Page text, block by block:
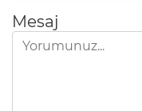
Mesaj